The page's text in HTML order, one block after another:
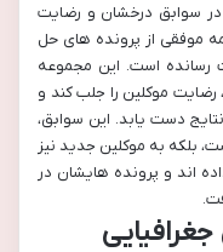
سوابق درخشان و رضایت
موفقی از پرونده های حل
رسانده است. این مجموعه
رضایت موکلین را جلب کند و
دست یابد. این سوابق،
بلکه به موکلین جدید نیز
اند و پرونده هایشان در